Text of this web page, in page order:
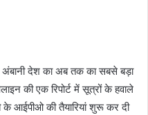
देश का अब तक का सबसे बड़ा
की एक रिपोर्ट में सूत्रों के हवाले
के आईपीओ की तैयारियां शुरू कर दी